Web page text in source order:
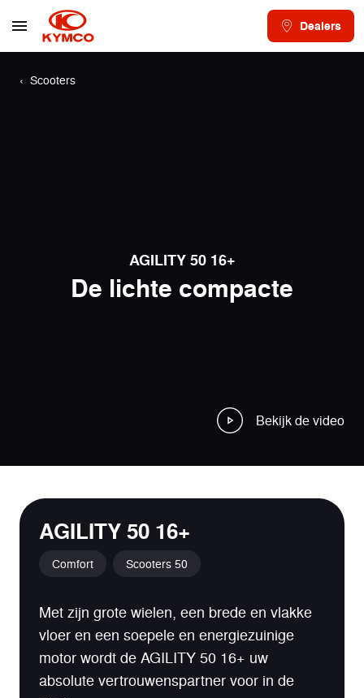
Dealers
Scooters
AGILITY 50 16+
De lichte compacte
Bekijk de video
AGILITY 50 16+
Comfort Scooters 50
Met zijn grote wielen, een brede en vlakke
vloer en een soepele en energiezuinige
motor wordt de AGILITY 50 16+ uw
absolute vertrouwenspartner voor in de